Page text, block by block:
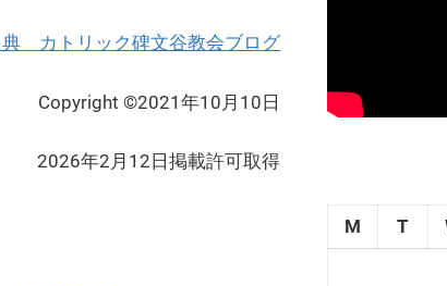
典 カトリック碑文谷教会ブログ
Copyright ©2021年10月10日
2026年2月12日掲載許可取得
M
T